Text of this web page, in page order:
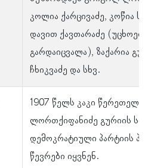
კოლია ქარცივაძე, კოწია
დავით ქავთარაძე
გარდაიცვალა), ზაქარია
ჩხიკვაძე და სხვ.
1907 წელს კაკი წერეთელი
ლორთქიფანიძე გურიის
დემოკრატიული პარტიის
წევრები იყვნენ.